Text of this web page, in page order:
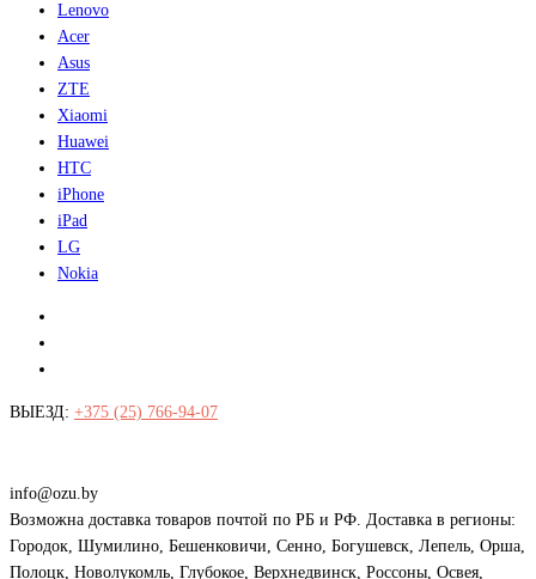
Lenovo
Acer
Asus
ZTE
Xiaomi
Huawei
HTC
iPhone
iPad
LG
Nokia
ВЫЕЗД: +375 (25) 766-94-07
info@ozu.by
Возможна доставка товаров почтой по РБ и РФ. Доставка в регионы:
Городок, Шумилино, Бешенковичи, Сенно, Богушевск, Лепель, Орша,
Полоцк, Новолукомль, Глубокое, Верхнедвинск, Россоны, Освея,